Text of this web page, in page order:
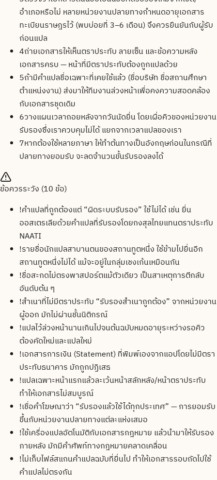
อำเภอหรือไม่ หลายหน่วยงานปลายทางกำหนดอายุเอกสาร
ทะเบียนราษฎรไว้ (พบบ่อยที่ 3–6 เดือน) จึงควรยืนยันกับผู้รับ
ก่อนแปล
4ถ่ายเอกสารให้เห็นตราประทับ ลายเซ็น และข้อความหลัง
เอกสารครบ — หน้าที่มีตราประทับต้องถูกแปลด้วย
5ถ้ามีคำแปลชื่อเฉพาะที่เคยใช้แล้ว (ชื่อบริษัท ชื่อสถานศึกษา
ตำแหน่งงาน) ส่งมาให้ทีมงานล่วงหน้าเพื่อคงความสอดคล้อง
กับเอกสารชุดเดิม
6วางแผนเวลาถอยหลังจากวันนัดยื่น โดยเผื่อคิวของหน่วยงาน
รับรองซึ่งเราควบคุมไม่ได้ แยกจากเวลาแปลของเรา
7หากต้องใช้หลายภาษา ให้ทำต้นทางเป็นอังกฤษก่อนในกรณีที่
ปลายทางยอมรับ จะลดจำนวนขั้นรับรองลงได้
ข้อควรระวัง (10 ข้อ)
!คำแปลที่ถูกต้องแต่ “ผิดระบบรับรอง” ใช้ไม่ได้ เช่น ยื่น
ออสเตรเลียด้วยคำแปลที่รับรองโดยกงสุลไทยแทนตราประทับ
NAATI
!รายชื่อนักแปลสาบานตนของสถานทูตหนึ่ง ใช้ข้ามไปยื่นอีก
สถานทูตหนึ่งไม่ได้ แม้จะอยู่ในกลุ่มเชงเก้นเหมือนกัน
!ชื่อสะกดไม่ตรงพาสปอร์ตแม้ตัวเดียว เป็นสาเหตุการตีกลับ
อันดับต้น ๆ
!สำเนาที่ไม่มีตราประทับ “รับรองสำเนาถูกต้อง” จากหน่วยงาน
ผู้ออก มักไม่ผ่านชั้นนิติกรณ์
!แปลไว้ล่วงหน้านานเกินไปจนต้นฉบับหมดอายุระหว่างรอคิว
ต้องคัดใหม่และแปลใหม่
!เอกสารการเงิน (Statement) ที่พิมพ์เองจากแอปโดยไม่มีตรา
ประทับธนาคาร มักถูกปฏิเสธ
!แปลเฉพาะหน้าแรกแล้วละเว้นหน้าสลักหลัง/หน้าตราประทับ
ทำให้เอกสารไม่สมบูรณ์
!เชื่อคำโฆษณาว่า “รับรองแล้วใช้ได้ทุกประเทศ” — การยอมรับ
ขึ้นกับหน่วยงานปลายทางแต่ละแห่งเสมอ
!ใช้เครื่องแปลอัตโนมัติกับเอกสารกฎหมาย แล้วนำมาให้รับรอง
ภายหลัง มักมีคำศัพท์ทางกฎหมายคลาดเคลื่อน
!ไม่เก็บไฟล์สแกนคำแปลฉบับที่ยื่นไป ทำให้เอกสารรอบถัดไปใช้
คำแปลไม่ตรงกัน